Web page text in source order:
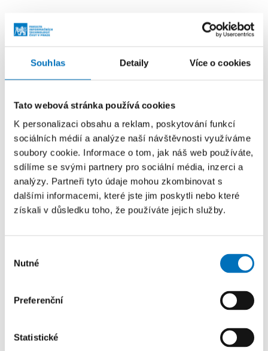
Souhlas Detaily Více o cookies
Tato webová stránka používá cookies
K personalizaci obsahu a reklam, poskytování funkcí
sociálních médií a analýze naší návštěvnosti využíváme
soubory cookie. Informace o tom, jak náš web používáte,
sdílíme se svými partnery pro sociální média, inzerci a
analýzy. Partneři tyto údaje mohou zkombinovat s
dalšími informacemi, které jste jim poskytli nebo které
získali v důsledku toho, že používáte jejich služby.
souhlasu
Nutné
Preferenční
Statistické
Kontakt
marek.suchanek@cvut.cz
TH:A-929